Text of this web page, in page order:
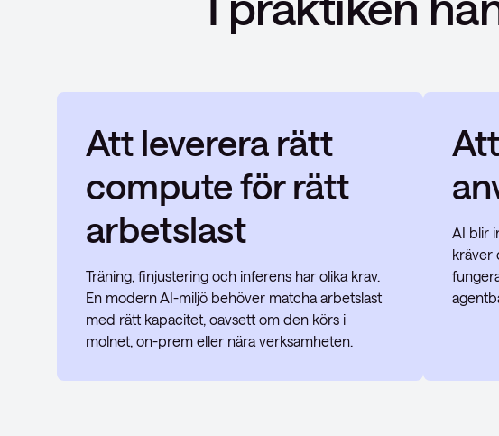
Att leverera rätt
compute för rätt
arbetslast
Träning, finjustering och inferens har olika krav.
En modern AI-miljö behöver matcha arbetslast
med rätt kapacitet, oavsett om den körs i
molnet, on-prem eller nära verksamheten.
AI blir
kräver